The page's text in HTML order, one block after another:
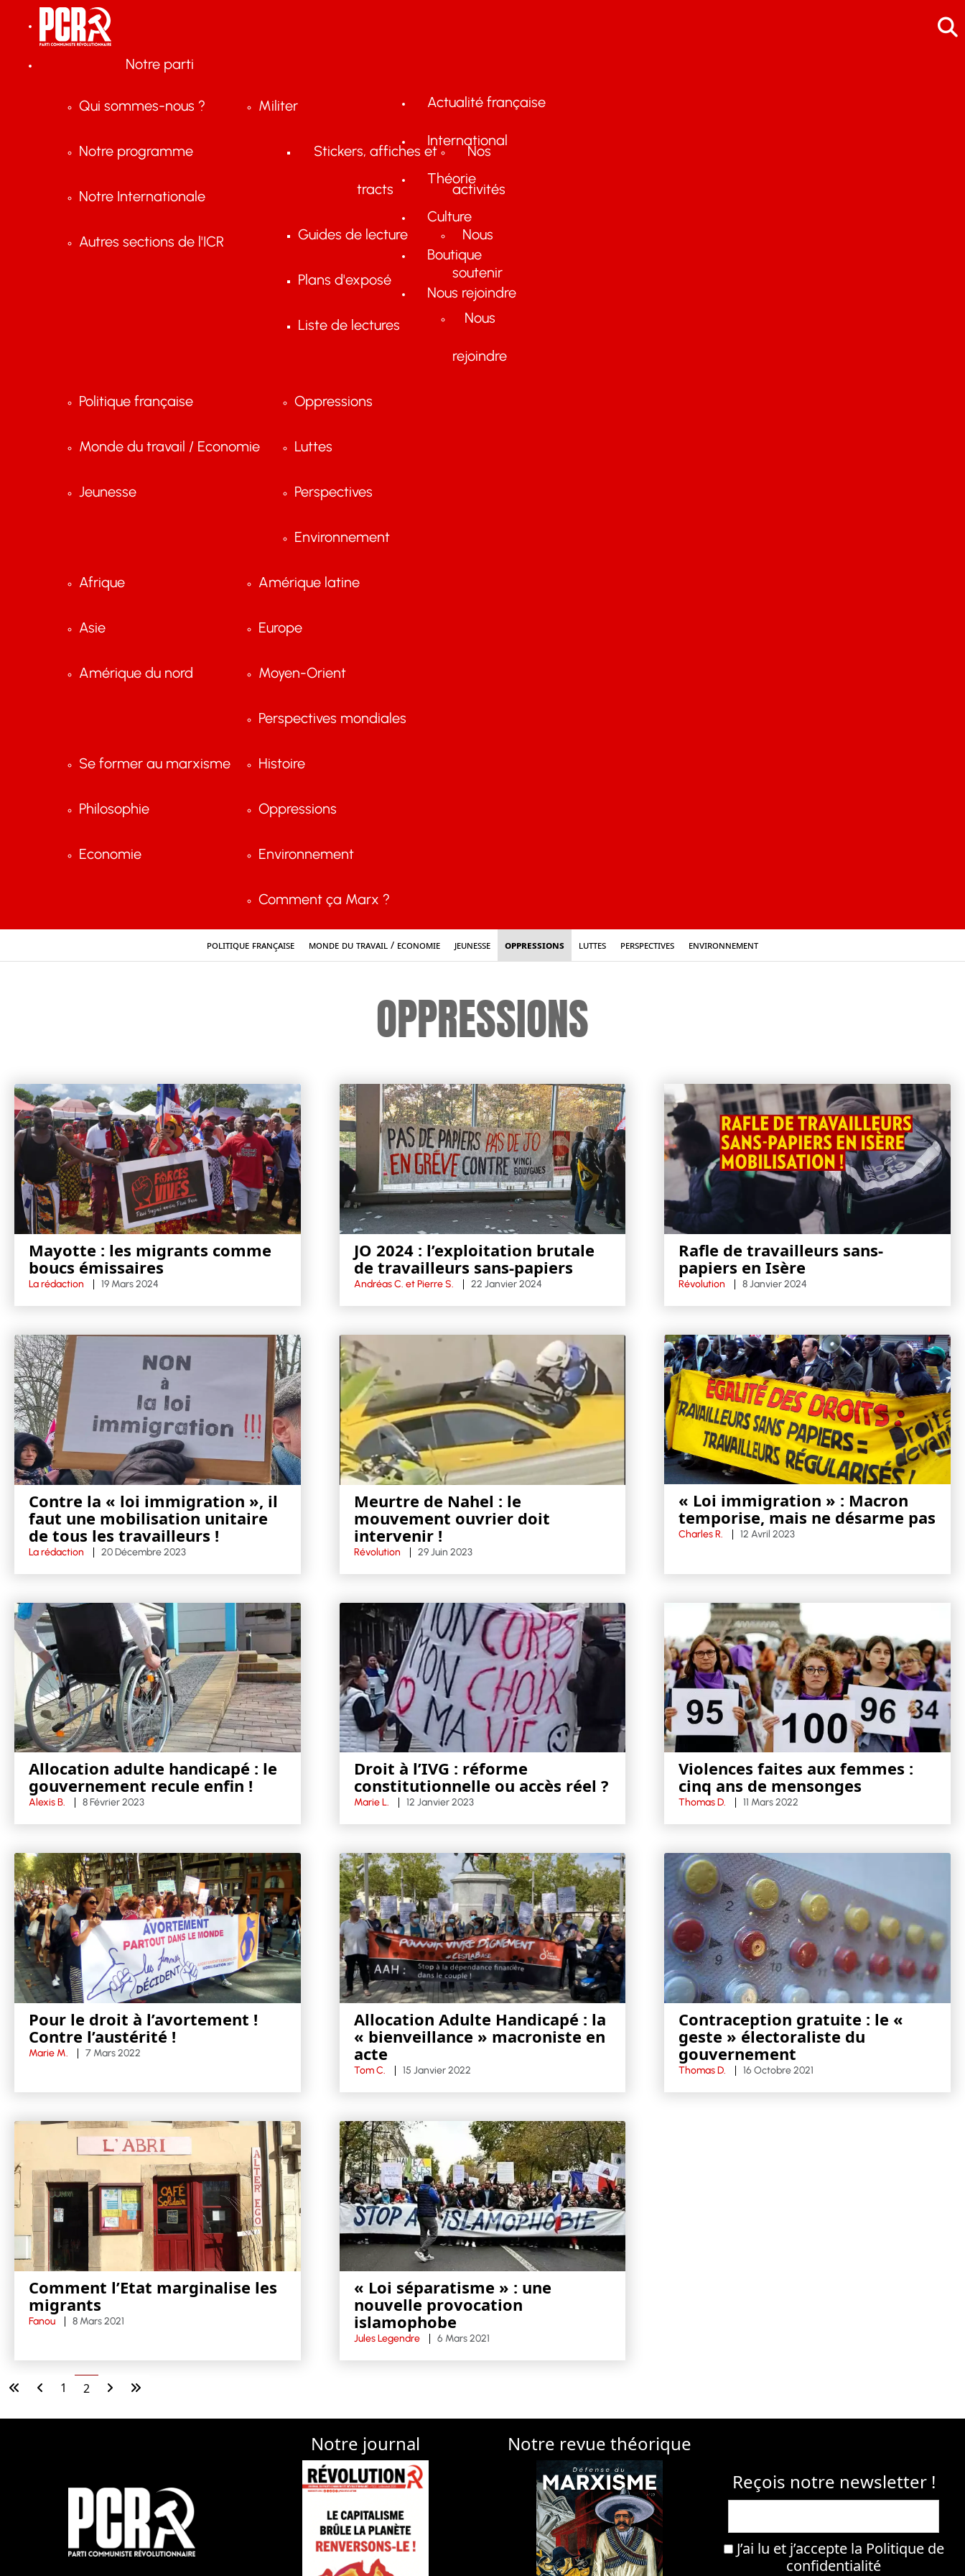
Notre parti
Qui sommes-nous ?
Notre programme
Notre Internationale
Autres sections de l'ICR
Militer
Stickers, affiches et
tracts
Guides de lecture
Plans d'exposé
Liste de lectures
Nos
activités
Nous
soutenir
Nous
rejoindre
Actualité française
Politique française
Monde du travail / Economie
Jeunesse
Oppressions
Luttes
Perspectives
Environnement
International
Afrique
Asie
Amérique du nord
Amérique latine
Europe
Moyen-Orient
Perspectives mondiales
Théorie
Se former au marxisme
Philosophie
Economie
Histoire
Oppressions
Environnement
Comment ça Marx ?
Culture
Boutique
Nous rejoindre
Politique française Monde du travail / Economie Jeunesse Oppressions Luttes Perspectives Environnement
OPPRESSIONS
Mayotte : les migrants comme
boucs émissaires
La rédaction 19 Mars 2024
JO 2024 : l’exploitation brutale
de travailleurs sans-papiers
Andréas C. et Pierre S. 22 Janvier 2024
Rafle de travailleurs sans-
papiers en Isère
Révolution 8 Janvier 2024
Contre la « loi immigration », il
faut une mobilisation unitaire
de tous les travailleurs !
La rédaction 20 Décembre 2023
Meurtre de Nahel : le
mouvement ouvrier doit
intervenir !
Révolution 29 Juin 2023
« Loi immigration » : Macron
temporise, mais ne désarme pas
Charles R. 12 Avril 2023
Allocation adulte handicapé : le
gouvernement recule enfin !
Alexis B. 8 Février 2023
Droit à l’IVG : réforme
constitutionnelle ou accès réel ?
Marie L. 12 Janvier 2023
Violences faites aux femmes :
cinq ans de mensonges
Thomas D. 11 Mars 2022
Pour le droit à l’avortement !
Contre l’austérité !
Marie M. 7 Mars 2022
Allocation Adulte Handicapé : la
« bienveillance » macroniste en
acte
Tom C. 15 Janvier 2022
Contraception gratuite : le «
geste » électoraliste du
gouvernement
Thomas D. 16 Octobre 2021
Comment l’Etat marginalise les
migrants
Fanou 8 Mars 2021
« Loi séparatisme » : une
nouvelle provocation
islamophobe
Jules Legendre 6 Mars 2021
1 2
Notre journal
Notre revue théorique
Reçois notre newsletter !
J’ai lu et j’accepte la Politique de
confidentialité